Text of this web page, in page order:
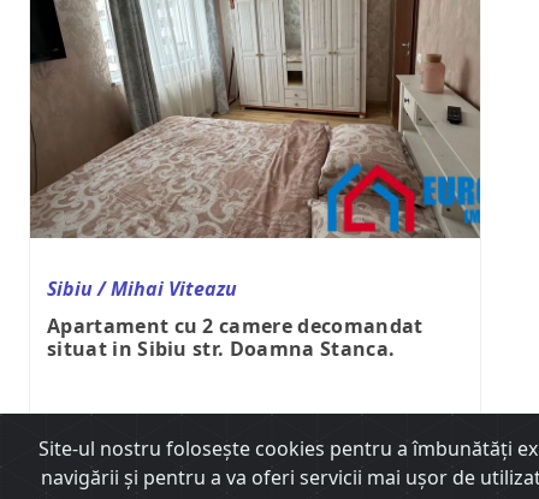
Sibiu / Mihai Viteazu
Apartament cu 2 camere decomandat
situat in Sibiu str. Doamna Stanca.
ID
2597
Chirii Sibiu
Site-ul nostru foloseşte cookies pentru a îmbunătăţi
navigării şi pentru a va oferi servicii mai uşor de